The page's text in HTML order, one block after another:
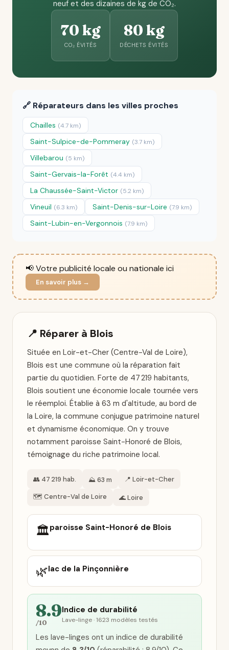
neuf et des dizaines de kg de CO₂.
70 kg
CO₂ ÉVITÉS
80 kg
DÉCHETS ÉVITÉS
🔗 Réparateurs dans les villes proches
Chailles (4.7 km)
Saint-Sulpice-de-Pommeray (3.7 km)
Villebarou (5 km)
Saint-Gervais-la-Forêt (4.4 km)
La Chaussée-Saint-Victor (5.2 km)
Vineuil (6.3 km) Saint-Denis-sur-Loire (7.9 km)
Saint-Lubin-en-Vergonnois (7.9 km)
📢 Votre publicité locale ou nationale ici
En savoir plus →
📍 Réparer à Blois
Située en Loir-et-Cher (Centre-Val de Loire),
Blois est une commune où la réparation fait
partie du quotidien. Forte de 47 219 habitants,
Blois soutient une économie locale tournée vers
le réemploi. Établie à 63 m d'altitude, au bord de
la Loire, la commune conjugue patrimoine naturel
et dynamisme économique. On y trouve
notamment paroisse Saint-Honoré de Blois,
témoignage du riche patrimoine local.
👥 47 219 hab. ⛰️ 63 m 📍 Loir-et-Cher
🗺️ Centre-Val de Loire 🌊 Loire
🏛️paroisse Saint-Honoré de Blois
🌿lac de la Pinçonnière
8.9
/10
Indice de durabilité
Lave-linge · 1623 modèles testés
Les lave-linges ont un indice de durabilité